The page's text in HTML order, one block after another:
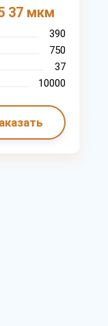
37 мкм
390
750
37
10000